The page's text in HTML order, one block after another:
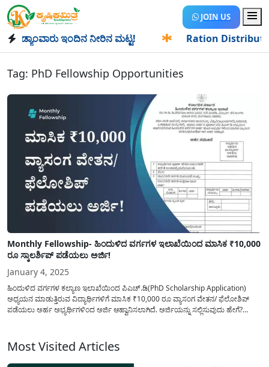
JOIN US
ಇಂದಿನ ನೀರಿನ ಮಟ್ಟ! Ration Distribution-
Tag: PhD Fellowship Opportunities
Monthly Fellowship- ಹಿಂದುಳಿದ ವರ್ಗಗಳ ಇಲಾಖೆಯಿಂದ ಮಾಸಿಕ ₹10,000
ರೂ ಸ್ಕಾಲರ್ಶಿಪ್ ಪಡೆಯಲು ಅರ್ಜಿ!
January 4, 2025
ಹಿಂದುಳಿದ ವರ್ಗಗಳ ಕಲ್ಯಾಣ ಇಲಾಖೆಯಿಂದ ಪಿಎಚ್.ಡಿ(PhD Scholarship Application)
ಅಧ್ಯಯನ ಮಾಡುತ್ತಿರುವ ವಿದ್ಯಾರ್ಥಿಗಳಿಗೆ ಮಾಸಿಕ ₹10,000 ರೂ ವ್ಯಾಸಂಗ ವೇತನ/ ಫೆಲೋಶಿಪ್
ಪಡೆಯಲು ಅರ್ಹ ಅಭ್ಯರ್ಥಿಗಳಿಂದ ಅರ್ಜಿ ಆಹ್ವಾನಿಸಲಾಗಿದೆ. ಅರ್ಜಿಯನ್ನು ಸಲ್ಲಿಸುವುದು ಹೇಗೆ?
Most Visited Articles